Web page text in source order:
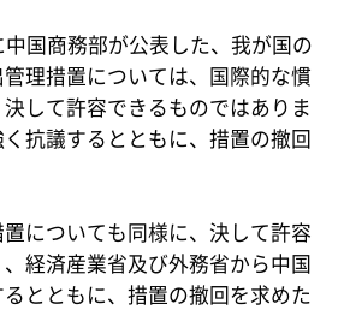
国商務部が公表した、我が国の
理措置については、国際的な慣
して許容できるものではありま
抗議するとともに、措置の撤回
についても同様に、決して許容
経済産業省及び外務省から中国
とともに、措置の撤回を求めた